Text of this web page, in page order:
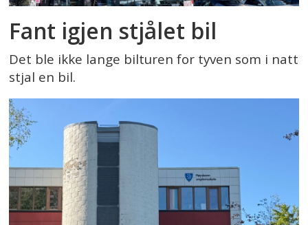
Fant igjen stjålet bil
Det ble ikke lange bilturen for tyven som i natt
stjal en bil.